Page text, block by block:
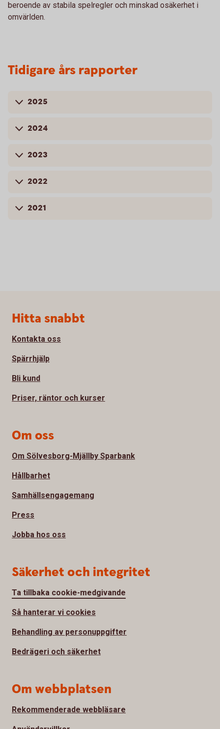
beroende av stabila spelregler och minskad osäkerhet i
omvärlden.
Tidigare års rapporter
2025
2024
2023
2022
2021
Sidfot
Hitta snabbt
Kontakta oss
Spärrhjälp
Bli kund
Priser, räntor och kurser
Om oss
Om Sölvesborg-Mjällby Sparbank
Hållbarhet
Samhällsengagemang
Press
Jobba hos oss
Säkerhet och integritet
Ta tillbaka cookie-medgivande
Så hanterar vi cookies
Behandling av personuppgifter
Bedrägeri och säkerhet
Om webbplatsen
Rekommenderade webbläsare